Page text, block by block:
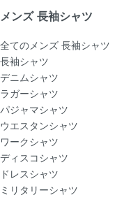
メンズ 長袖シャツ
全てのメンズ 長袖シャツ
長袖シャツ
デニムシャツ
ラガーシャツ
パジャマシャツ
ウエスタンシャツ
ワークシャツ
ディスコシャツ
ドレスシャツ
ミリタリーシャツ